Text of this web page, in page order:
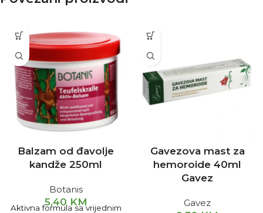
Balzam od đavolje
kandže 250ml
Botanis
5,40 KM
Aktivna formula sa vrijednim
Gavezova mast za
hemoroide 40ml
Gavez
Gavez